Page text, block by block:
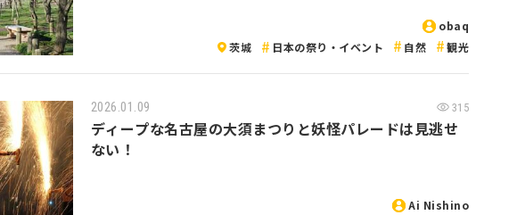
obaq
茨城
日本の祭り・イベント 自然 観光
2026.01.09 315
ディープな名古屋の大須まつりと妖怪パレードは見逃せ
ない！
Ai Nishino